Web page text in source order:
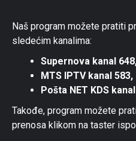
Naš program možete pratiti
sledećim kanalima:
Supernova kanal
MTS IPTV kanal 583,
Pošta NET KDS
Takođe, program možete
prenosa klikom na taster